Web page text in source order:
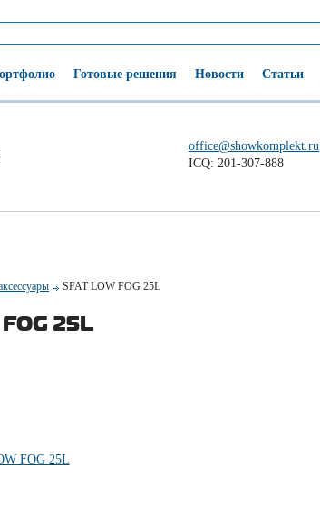
Готовые решения Новости Статьи
office@showkomplekt.ru
ICQ: 201-307-888
SFAT LOW FOG 25L
25L